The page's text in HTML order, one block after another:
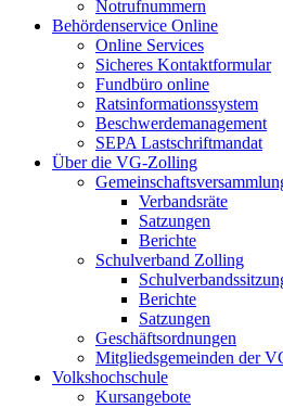
Notrufnummern
Behördenservice Online
Online Services
Sicheres Kontaktformular
Fundbüro online
Ratsinformationssystem
Beschwerdemanagement
SEPA Lastschriftmandat
Über die VG-Zolling
Verbandsräte
Satzungen
Berichte
Schulverband Zolling
Berichte
Satzungen
Geschäftsordnungen
Mitgliedsgemeinden der
Volkshochschule
Kursangebote